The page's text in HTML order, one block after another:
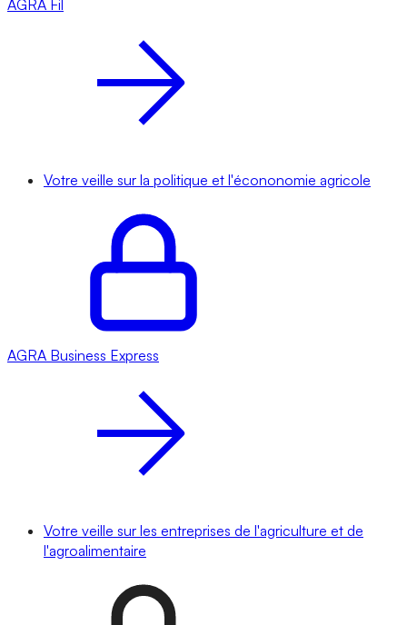
AGRA Fil
Votre veille sur la politique et l'écononomie agricole
AGRA Business Express
Votre veille sur les entreprises de l'agriculture et de
l'agroalimentaire